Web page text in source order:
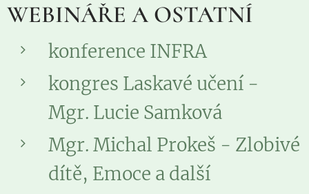
WEBINÁŘE A OSTATNÍ
konference INFRA
kongres Laskavé učení -
Mgr. Lucie Samková
Mgr. Michal Prokeš - Zlobivé
dítě, Emoce a další